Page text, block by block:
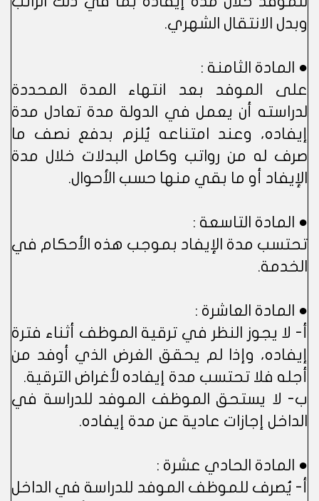
وبدل الانتقال الشهري.
● المادة الثامنة :
على الموفد بعد انتهاء المدة المحددة
لدراسته أن يعمل في الدولة مدة تعادل مدة
إيفاده، وعند امتناعه يُلزم بدفع نصف ما
صرف له من رواتب وكامل البدلات خلال مدة
الإيفاد أو ما بقي منها حسب الأحوال.
● المادة التاسعة :
تحتسب مدة الإيفاد بموجب هذه الأحكام في
الخدمة.
● المادة العاشرة :
أ- لا يجوز النظر في ترقية الموظف أثناء فترة
إيفاده، وإذا لم يحقق الغرض الذي أوفد من
أجله فلا تحتسب مدة إيفاده لأغراض الترقية.
ب- لا يستحق الموظف الموفد للدراسة في
الداخل إجازات عادية عن مدة إيفاده.
● المادة الحادي عشرة :
أ- يُصرف للموظف الموفد للدراسة في الداخل